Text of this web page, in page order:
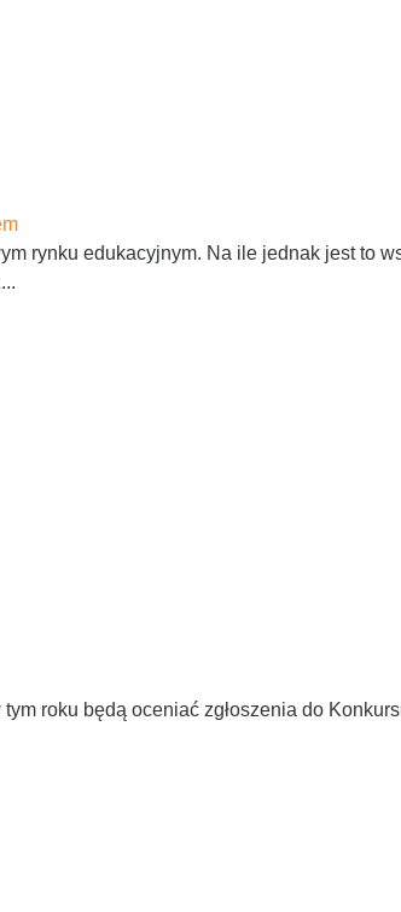
rynku edukacyjnym. Na ile jednak jest to
roku będą oceniać zgłoszenia do